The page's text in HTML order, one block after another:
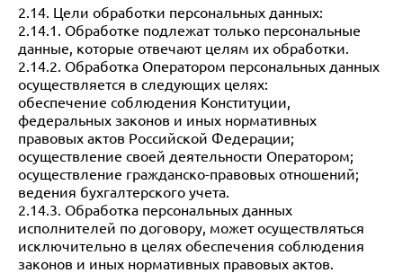
2.14. Цели обработки персональных данных:
2.14.1. Обработке подлежат только персональные
данные, которые отвечают целям их обработки.
2.14.2. Обработка Оператором персональных данных
осуществляется в следующих целях:
обеспечение соблюдения Конституции,
федеральных законов и иных нормативных
правовых актов Российской Федерации;
осуществление своей деятельности Оператором;
осуществление гражданско-правовых отношений;
ведения бухгалтерского учета.
2.14.3. Обработка персональных данных
исполнителей по договору, может осуществляться
исключительно в целях обеспечения соблюдения
законов и иных нормативных правовых актов.